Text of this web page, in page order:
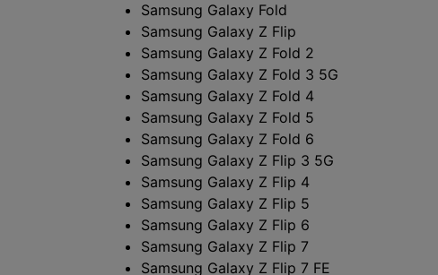
Samsung Galaxy Fold
Samsung Galaxy Z Flip
Samsung Galaxy Z Fold 2
Samsung Galaxy Z Fold 3 5G
Samsung Galaxy Z Fold 4
Samsung Galaxy Z Fold 5
Samsung Galaxy Z Fold 6
Samsung Galaxy Z Flip 3 5G
Samsung Galaxy Z Flip 4
Samsung Galaxy Z Flip 5
Samsung Galaxy Z Flip 6
Samsung Galaxy Z Flip 7
Samsung Galaxy Z Flip 7 FE